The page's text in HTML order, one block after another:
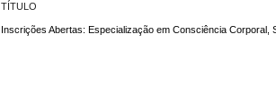
TÍTULO
Inscrições Abertas: Especialização em Consciência Corporal,